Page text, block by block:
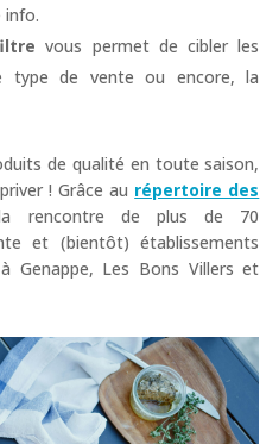
info.
vous permet de cibler les
type de vente ou encore, la
de qualité en toute saison,
! Grâce au répertoire des
rencontre de plus de 70
et (bientôt) établissements
Genappe, Les Bons Villers et